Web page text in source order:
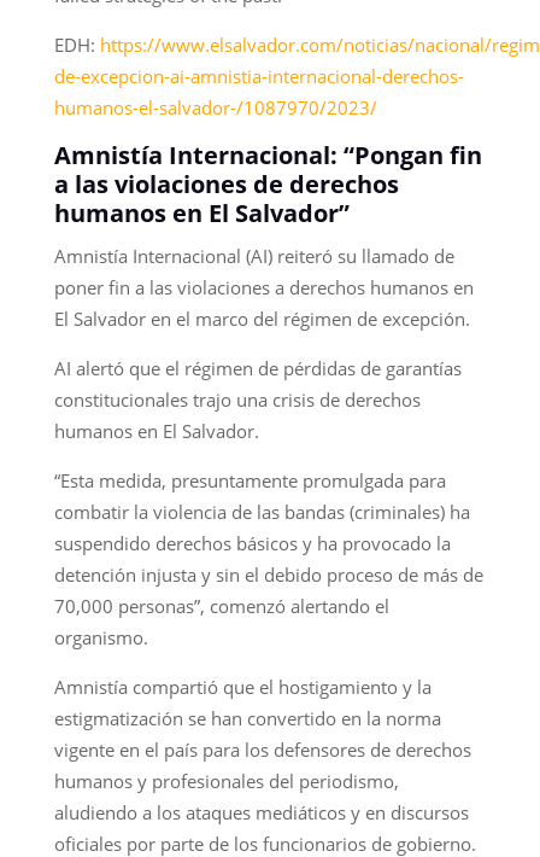
EDH: https://www.elsalvador.com/noticias/nacional/
de-excepcion-ai-amnistia-internacional-derechos-
humanos-el-salvador-/1087970/2023/
Amnistía Internacional: “Pongan fin
a las violaciones de derechos
humanos en El Salvador”
Amnistía Internacional (AI) reiteró su llamado de
poner fin a las violaciones a derechos humanos en
El Salvador en el marco del régimen de excepción.
AI alertó que el régimen de pérdidas de garantías
constitucionales trajo una crisis de derechos
humanos en El Salvador.
“Esta medida, presuntamente promulgada para
combatir la violencia de las bandas (criminales) ha
suspendido derechos básicos y ha provocado la
detención injusta y sin el debido proceso de más de
70,000 personas”, comenzó alertando el
organismo.
Amnistía compartió que el hostigamiento y la
estigmatización se han convertido en la norma
vigente en el país para los defensores de derechos
humanos y profesionales del periodismo,
aludiendo a los ataques mediáticos y en discursos
oficiales por parte de los funcionarios de gobierno.